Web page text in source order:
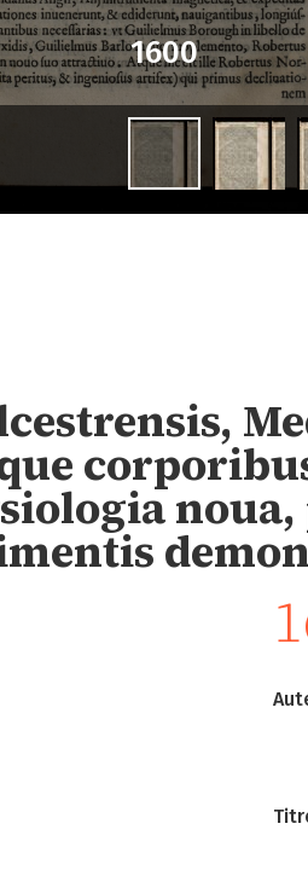
1600